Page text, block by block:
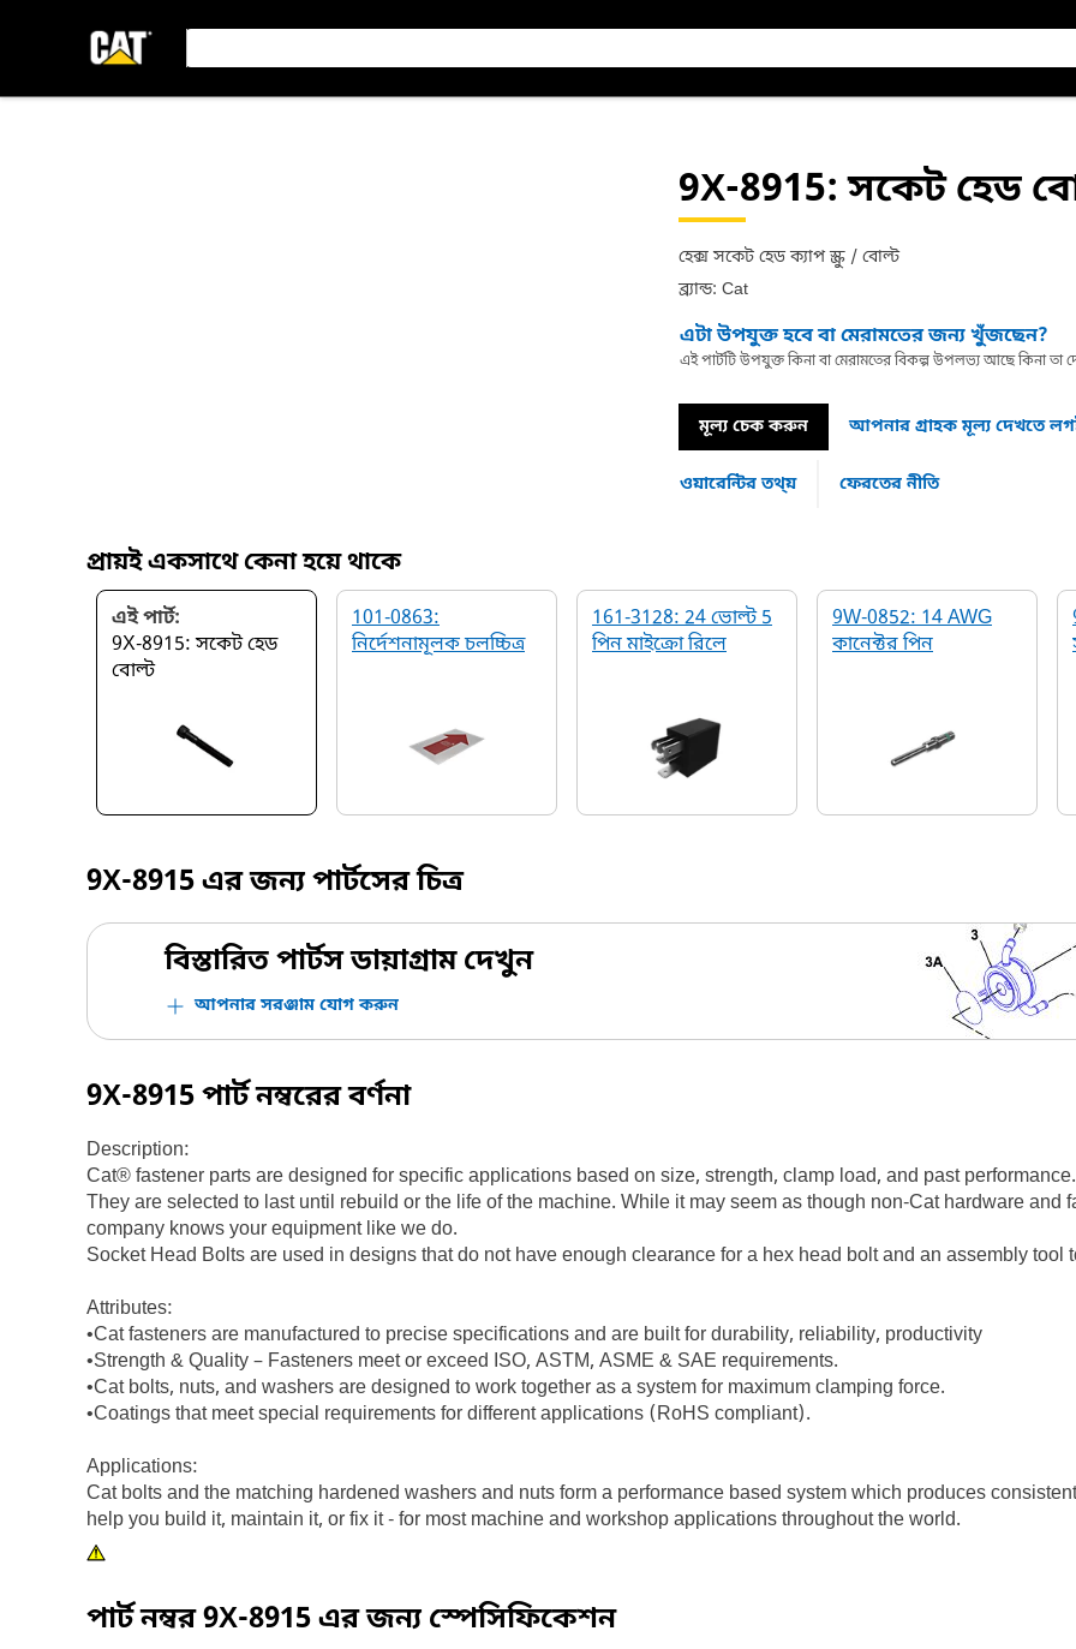
9X-8915: সকেট হেড
হেক্স সকেট হেড ক্যাপ স্ক্রু / বোল্ট
ব্র্যান্ড: Cat
এটা উপযুক্ত হবে বা মেরামতের জন্য খুঁজছেন?
এই পার্টটি উপযুক্ত কিনা বা মেরামতের বিকল্প উপলভ্য আছে কিনা
মূল্য চেক করুন আপনার গ্রাহক মূল্য দেখতে
ওয়ারেন্টির তথ্য় ফেরতের নীতি
প্রায়ই একসাথে কেনা হয়ে থাকে
এই পার্ট:
9X-8915: সকেট হেড
বোল্ট
101-0863:
নির্দেশনামূলক চলচ্চিত্র
161-3128: 24 ভোল্ট 5
পিন মাইক্রো রিলে
9W-0852: 14 AWG
কানেক্টর পিন
9X-8915এর জন্য পার্টসের চিত্র
বিস্তারিত পার্টস ডায়াগ্রাম দেখুন
আপনার সরঞ্জাম যোগ করুন
9X-8915পার্ট নম্বরের বর্ণনা
Description:
Cat® fastener parts are designed for specific applications based on size, strength, clamp load, and past
They are selected to last until rebuild or the life of the machine. While it may seem as though non-Cat hardware and
company knows your equipment like we do.
Socket Head Bolts are used in designs that do not have enough clearance for a hex head bolt and an assembly tool
Attributes:
•Cat fasteners are manufactured to precise specifications and are built for durability, reliability, productivity
•Strength & Quality – Fasteners meet or exceed ISO, ASTM, ASME & SAE requirements.
•Cat bolts, nuts, and washers are designed to work together as a system for maximum clamping force.
•Coatings that meet special requirements for different applications (RoHS compliant).
Applications:
Cat bolts and the matching hardened washers and nuts form a performance based system which produces
help you build it, maintain it, or fix it - for most machine and workshop applications throughout the world.
পার্ট নম্বর9X-8915এর জন্য স্পেসিফিকেশন